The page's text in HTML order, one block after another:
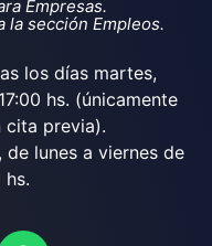
Empresas.
la sección Empleos.
los días martes,
hs. (únicamente
cita previa).
lunes a viernes de
hs.